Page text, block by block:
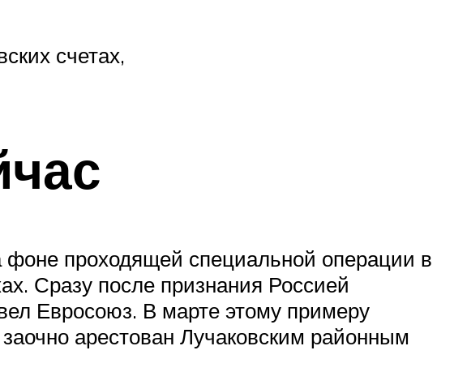
счетах,
фоне проходящей специальной операции в
Сразу после признания Россией
Евросоюз. В марте этому примеру
арестован Лучаковским районным